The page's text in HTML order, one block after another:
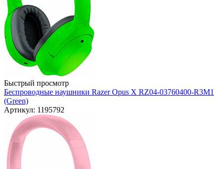
Быстрый просмотр
Беспроводные наушники Razer Opus X RZ04-03760400-R3M1
(Green)
Артикул: 1195792